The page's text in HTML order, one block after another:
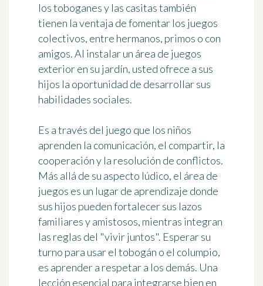
los toboganes y las casitas también
tienen la ventaja defomentar los juegos
colectivos, entre hermanos, primos o con
amigos. Al instalar un área de juegos
exterior en su jardín, usted ofrece a sus
hijos la oportunidad de desarrollar sus
habilidades sociales.
Es a través del juego que los niños
aprenden la comunicación, el compartir, la
cooperación y la resolución de conflictos.
Más allá de su aspecto lúdico, el área de
juegos es un lugar de aprendizaje donde
sus hijos pueden fortalecer sus lazos
familiares y amistosos, mientras integran
las reglas del "vivir juntos". Esperar su
turno para usar el tobogán o el columpio,
es aprender a respetar a los demás. Una
lección esencial para integrarse bien en